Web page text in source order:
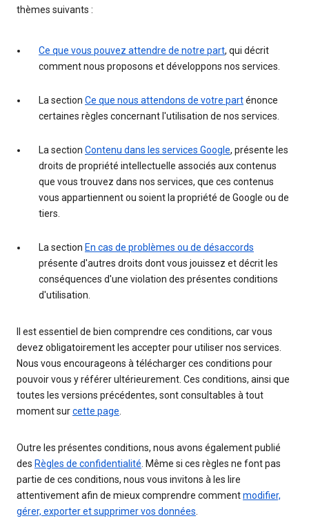
thèmes suivants :
Ce que vous pouvez attendre de notre part, qui décrit
comment nous proposons et développons nos services.
La section Ce que nous attendons de votre parténonce
certaines règles concernant l'utilisation de nos services.
La section Contenu dans les services Google, présente les
droits de propriété intellectuelle associés aux contenus
que vous trouvez dans nos services, que ces contenus
vous appartiennent ou soient la propriété de Google ou de
tiers.
La section En cas de problèmes ou de désaccords
présente d'autres droits dont vous jouissez et décrit les
conséquences d'une violation des présentes conditions
d'utilisation.
Il est essentiel de bien comprendre ces conditions, car vous
devez obligatoirement les accepter pour utiliser nos services.
Nous vous encourageons à télécharger ces conditions pour
pouvoir vous y référer ultérieurement. Ces conditions, ainsi que
toutes les versions précédentes, sont consultables à tout
moment surcette page
Outre les présentes conditions, nous avons également publié
des Règles de confidentialité . Même si ces règles ne font pas
partie de ces conditions, nous vous invitons à les lire
attentivement afin de mieux comprendre commentmodifier,
gérer, exporter et supprimer vos données